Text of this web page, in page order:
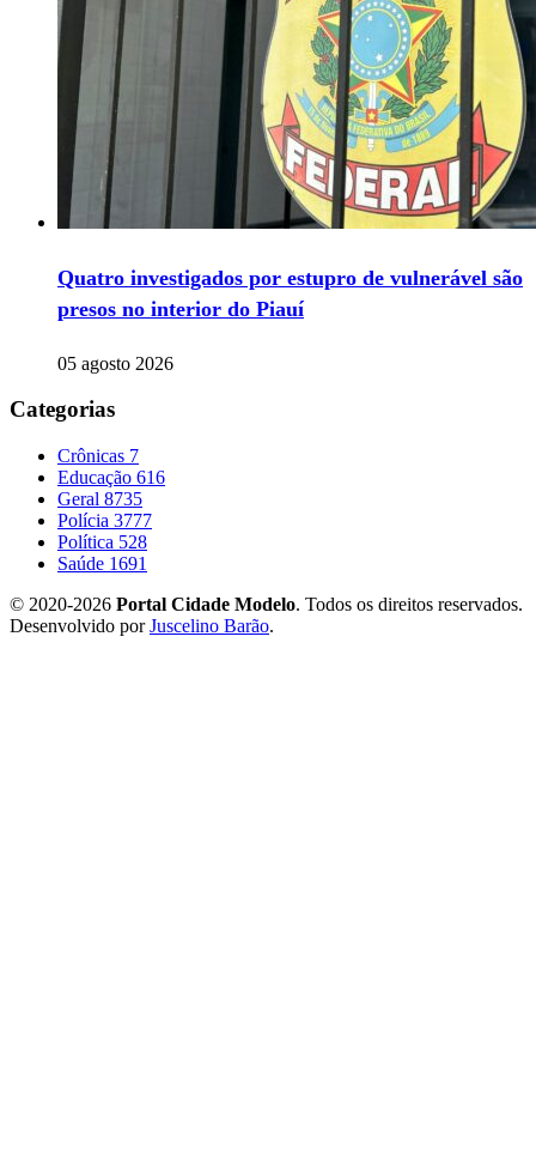
Quatro investigados por estupro de vulnerável são
presos no interior do Piauí
05 agosto 2026
Categorias
Crônicas 7
Educação 616
Geral 8735
Polícia 3777
Política 528
Saúde 1691
© 2020-2026 Portal Cidade Modelo. Todos os direitos reservados.
Desenvolvido porJuscelino Barão.